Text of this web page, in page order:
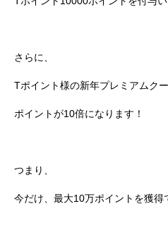
さらに、
Tポイント様の新年プレミアムク
ポイントが10倍になります！
つまり、
今だけ、最大10万ポイントを獲得